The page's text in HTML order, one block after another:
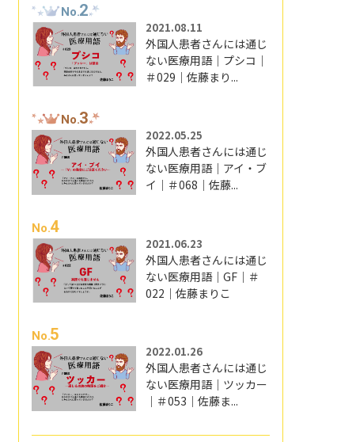
No.2
2021.08.11
外国人患者さんには通じ
ない医療用語｜プシコ｜
＃029｜佐藤まり...
No.3
2022.05.25
外国人患者さんには通じ
ない医療用語｜アイ・ブ
イ｜＃068｜佐藤...
No.4
2021.06.23
外国人患者さんには通じ
ない医療用語｜GF｜＃
022｜佐藤まりこ
No.5
2022.01.26
外国人患者さんには通じ
ない医療用語｜ツッカー
｜＃053｜佐藤ま...